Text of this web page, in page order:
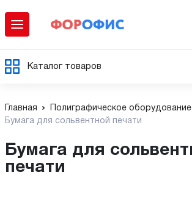
Каталог товаров
Главная
Полиграфическое оборудование
Бумага для сольвентной печати
Бумага для сольвентной
печати